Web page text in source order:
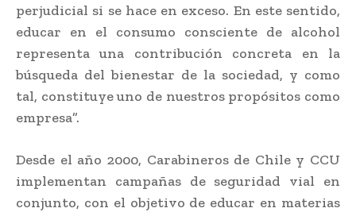
perjudicial si se hace en exceso. En este sentido,
educar en el consumo consciente de alcohol
representa una contribución concreta en la
búsqueda del bienestar de la sociedad, y como
tal, constituye uno de nuestros propósitos como
empresa”.
Desde el año 2000, Carabineros de Chile y CCU
implementan campañas de seguridad vial en
conjunto, con el objetivo de educar en materias